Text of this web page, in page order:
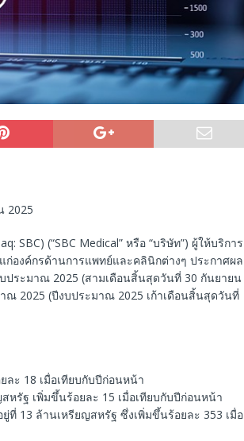
2025
SBC) (“SBC Medical” หรือ “บริษัท”) ผู้ให้บริการ
องค์กรด้านการแพทย์และคลินิกต่างๆ ประกาศผล
ประมาณ 2025 (สามเดือนสิ้นสุดวันที่ 30 กันยายน
2025 (ปีงบประมาณ 2025 เก้าเดือนสิ้นสุดวันที่
ะ 18 เมื่อเทียบกับปีก่อนหน้า
หรัฐ เพิ่มขึ้นร้อยละ 15 เมื่อเทียบกับปีก่อนหน้า
ยู่ที่ 13 ล้านเหรียญสหรัฐ ซึ่งเพิ่มขึ้นร้อยละ 353 เมื่อ